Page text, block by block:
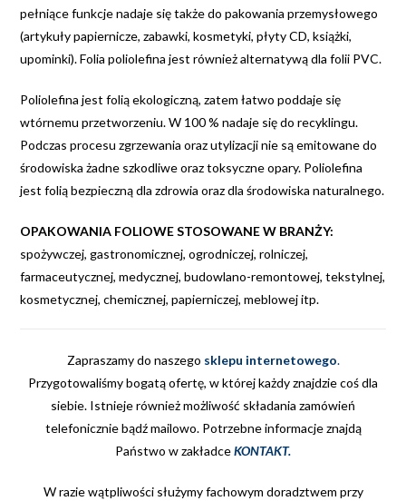
pełniące funkcje nadaje się także do pakowania przemysłowego
(artykuły papiernicze, zabawki, kosmetyki, płyty CD, książki,
upominki). Folia poliolefina jest również alternatywą dla folii PVC.
Poliolefina jest folią ekologiczną, zatem łatwo poddaje się
wtórnemu przetworzeniu. W 100 % nadaje się do recyklingu.
Podczas procesu zgrzewania oraz utylizacji nie są emitowane do
środowiska żadne szkodliwe oraz toksyczne opary. Poliolefina
jest folią bezpieczną dla zdrowia oraz dla środowiska naturalnego.
OPAKOWANIA FOLIOWE STOSOWANE W BRANŻY:
spożywczej, gastronomicznej, ogrodniczej, rolniczej,
farmaceutycznej, medycznej, budowlano-remontowej, tekstylnej,
kosmetycznej, chemicznej, papierniczej, meblowej itp.
Zapraszamy do naszego sklepu internetowego.
Przygotowaliśmy bogatą ofertę, w której każdy znajdzie coś dla
siebie. Istnieje również możliwość składania zamówień
telefonicznie bądź mailowo. Potrzebne informacje znajdą
Państwo w zakładceKONTAKT.
W razie wątpliwości służymy fachowym doradztwem przy